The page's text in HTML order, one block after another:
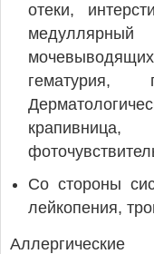
отеки,
гематурия,
Со стороны
лейкопения,
Аллергические